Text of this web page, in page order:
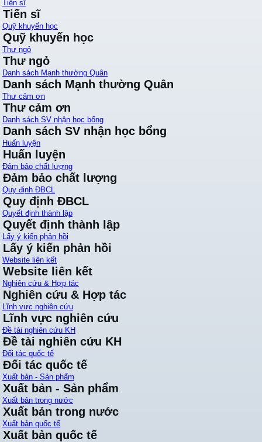
Tiến sĩ
Tiến sĩ
Quỹ khuyến học
Quỹ khuyến học
Thư ngỏ
Thư ngỏ
Danh sách Mạnh thường Quân
Danh sách Mạnh thường Quân
Thư cảm ơn
Thư cảm ơn
Danh sách SV nhận học bổng
Danh sách SV nhận học bổng
Huấn luyện
Huấn luyện
Đảm bảo chất lượng
Đảm bảo chất lượng
Quy định ĐBCL
Quy định ĐBCL
Quyết định thành lập
Quyết định thành lập
Lấy ý kiến phản hồi
Lấy ý kiến phản hồi
Website liên kết
Website liên kết
Nghiên cứu & Hợp tác
Nghiên cứu & Hợp tác
Lĩnh vực nghiên cứu
Lĩnh vực nghiên cứu
Đề tài nghiên cứu KH
Đề tài nghiên cứu KH
Đối tác quốc tế
Đối tác quốc tế
Xuất bản - Sản phẩm
Xuất bản - Sản phẩm
Xuất bản trong nước
Xuất bản trong nước
Xuất bản quốc tế
Xuất bản quốc tế